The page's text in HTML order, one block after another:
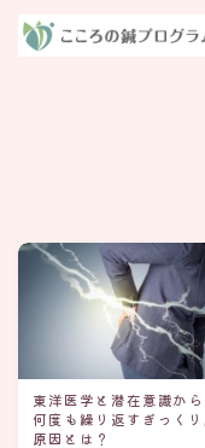
東洋医学と潜在意識から
何度も繰り返すぎっくり
原因とは？